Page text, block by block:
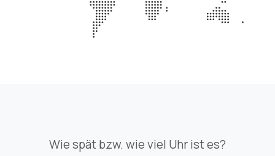
Wie spät bzw. wie viel Uhr ist es?